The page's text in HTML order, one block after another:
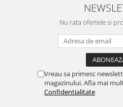
Nu rata ofertele si
Vreau sa primesc
magazinului. Afla mai
Confidentialitate